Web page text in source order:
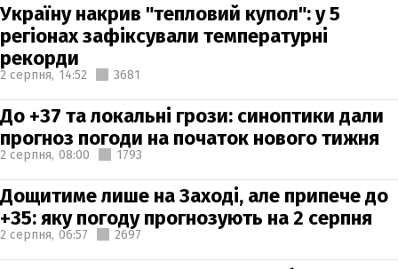
Україну накрив "тепловий купол": у 5
регіонах зафіксували температурні
рекорди
2 серпня, 14:52 3681
До +37 та локальні грози: синоптики дали
прогноз погоди на початок нового тижня
2 серпня, 08:00 1793
Дощитиме лише на Заході, але припече до
+35: яку погоду прогнозують на 2 серпня
2 серпня, 06:57 2697